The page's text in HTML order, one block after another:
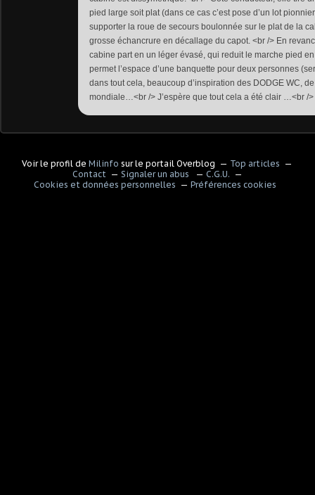
pied large soit plat (dans ce cas c’est pose d’un lot
supporter la roue de secours boulonnée sur le plat de la
grosse échancrure en décallage du capot. <br /> En
cabine part en un léger évasé, qui reduit le marche pied
permet l’espace d’une banquette pour deux personnes
dans tout cela, beaucoup d’inspiration des DODGE WC,
mondiale…<br /> J’espère que tout cela a été clair …<br />
Voir le profil deMilinfo sur le portail Overblog
Top articles
Contact
Signaler un abus
C.G.U.
Cookies et données personnelles
Préférences cookies